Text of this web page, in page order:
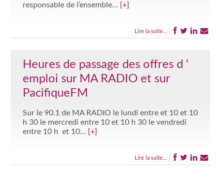
responsable de l’ensemble… [+]
Lire la suite...
Heures de passage des offres d ‘
emploi sur MA RADIO et sur
PacifiqueFM
Sur le 90.1 de MA RADIO le lundi entre et 10 et 10
h 30 le mercredi entre 10 et 10 h 30 le vendredi
entre 10 h et 10… [+]
Lire la suite...